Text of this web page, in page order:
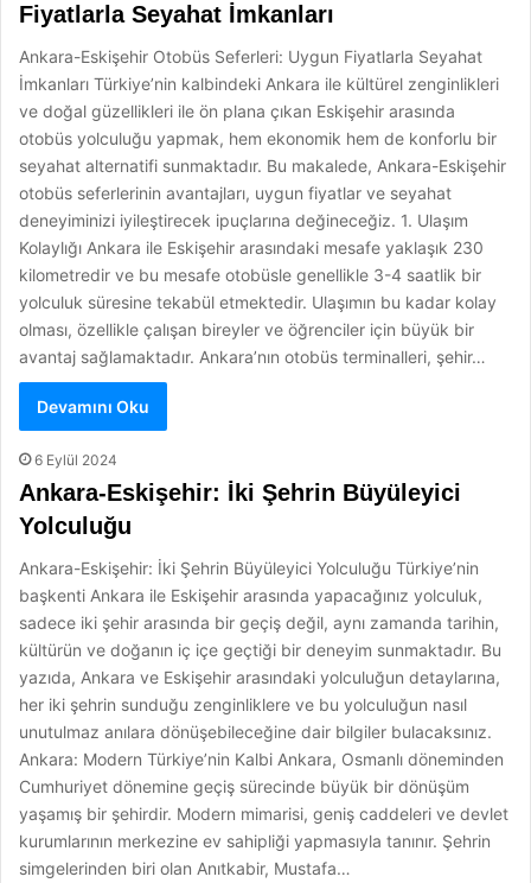
Fiyatlarla Seyahat İmkanları
Ankara-Eskişehir Otobüs Seferleri: Uygun Fiyatlarla Seyahat
İmkanları Türkiye’nin kalbindeki Ankara ile kültürel zenginlikleri
ve doğal güzellikleri ile ön plana çıkan Eskişehir arasında
otobüs yolculuğu yapmak, hem ekonomik hem de konforlu bir
seyahat alternatifi sunmaktadır. Bu makalede, Ankara-Eskişehir
otobüs seferlerinin avantajları, uygun fiyatlar ve seyahat
deneyiminizi iyileştirecek ipuçlarına değineceğiz. 1. Ulaşım
Kolaylığı Ankara ile Eskişehir arasındaki mesafe yaklaşık 230
kilometredir ve bu mesafe otobüsle genellikle 3-4 saatlik bir
yolculuk süresine tekabül etmektedir. Ulaşımın bu kadar kolay
olması, özellikle çalışan bireyler ve öğrenciler için büyük bir
avantaj sağlamaktadır. Ankara’nın otobüs terminalleri, şehir…
Devamını Oku
6 Eylül 2024
Ankara-Eskişehir: İki Şehrin Büyüleyici
Yolculuğu
Ankara-Eskişehir: İki Şehrin Büyüleyici Yolculuğu Türkiye’nin
başkenti Ankara ile Eskişehir arasında yapacağınız yolculuk,
sadece iki şehir arasında bir geçiş değil, aynı zamanda tarihin,
kültürün ve doğanın iç içe geçtiği bir deneyim sunmaktadır. Bu
yazıda, Ankara ve Eskişehir arasındaki yolculuğun detaylarına,
her iki şehrin sunduğu zenginliklere ve bu yolculuğun nasıl
unutulmaz anılara dönüşebileceğine dair bilgiler bulacaksınız.
Ankara: Modern Türkiye’nin Kalbi Ankara, Osmanlı döneminden
Cumhuriyet dönemine geçiş sürecinde büyük bir dönüşüm
yaşamış bir şehirdir. Modern mimarisi, geniş caddeleri ve devlet
kurumlarının merkezine ev sahipliği yapmasıyla tanınır. Şehrin
simgelerinden biri olan Anıtkabir, Mustafa…